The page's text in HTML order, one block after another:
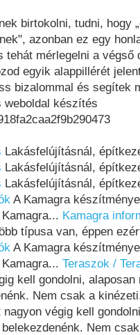
birtokolni, tudni, hogy
azonban ez egy
tehát mérlegelni a végső
egyik alappillérét
bizalommal és segítek
készítés
Lakásfelújításnál,
Lakásfelújításnál,
Lakásfelújításnál,
A Kamagra
Kamagra
típusa van, éppen
A Kamagra
Teraszok /
kell gondolni,
Nem csak a
végig kell
Nem